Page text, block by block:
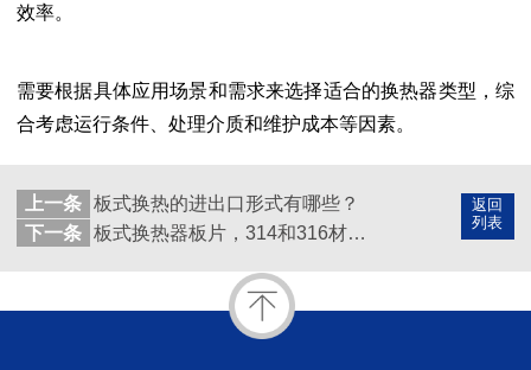
效率。
需要根据具体应用场景和需求来选择适合的换热器类型，综
合考虑运行条件、处理介质和维护成本等因素。
返回
列表
上一条 板式换热的进出口形式有哪些？
下一条
板式换热器板片，314和316材质的可以混着用吗